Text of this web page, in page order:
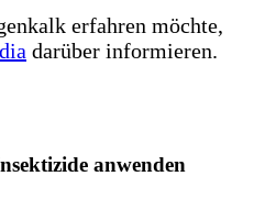
erfahren möchte,
darüber informieren.
anwenden